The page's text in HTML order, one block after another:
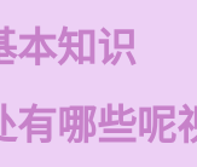
本知识
有哪些呢